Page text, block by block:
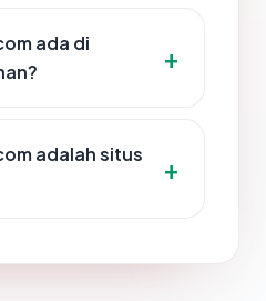
ada di
adalah situs